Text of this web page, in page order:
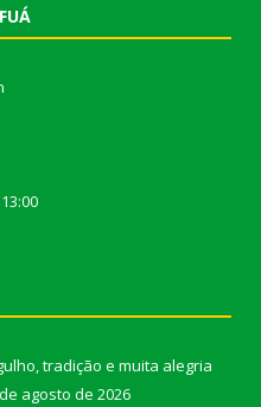
tradição e muita alegria
agosto de 2026